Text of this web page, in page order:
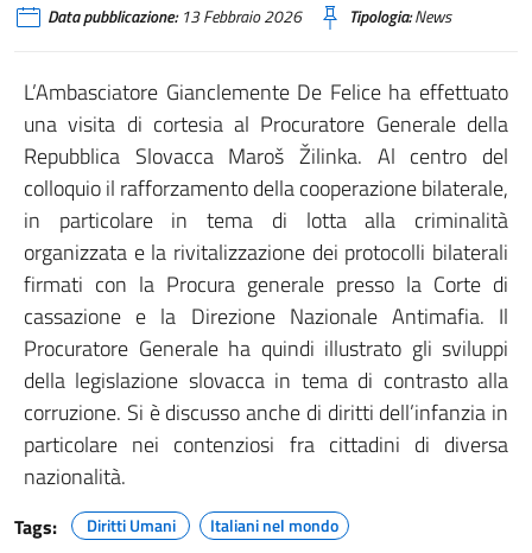
Data pubblicazione:13 Febbraio 2026 Tipologia:News
L’Ambasciatore Gianclemente De Felice ha effettuato
una visita di cortesia al Procuratore Generale della
Repubblica Slovacca Maroš Žilinka. Al centro del
colloquio il rafforzamento della cooperazione bilaterale,
in particolare in tema di lotta alla criminalità
organizzata e la rivitalizzazione dei protocolli bilaterali
firmati con la Procura generale presso la Corte di
cassazione e la Direzione Nazionale Antimafia. Il
Procuratore Generale ha quindi illustrato gli sviluppi
della legislazione slovacca in tema di contrasto alla
corruzione. Si è discusso anche di diritti dell’infanzia in
particolare nei contenziosi fra cittadini di diversa
nazionalità.
Tags: Diritti Umani Italiani nel mondo